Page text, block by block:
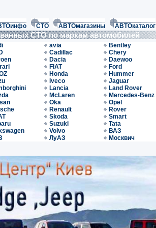
СТО АВТОмагазины АВТОкаталог
СТО по маркам автомобилей
avia
Bentley
Cadillac
Chery
Dacia
Daewoo
FIAT
Ford
Honda
Hummer
Iveco
Jaguar
Lancia
Land Rover
McLaren
Mercedes-Benz
Oka
Opel
Renault
Rover
Skoda
Smart
Suzuki
Tata
Volvo
ВАЗ
ЛуАЗ
Москвич